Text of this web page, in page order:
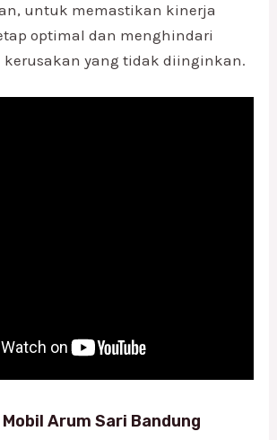
untuk memastikan kinerja
optimal dan menghindari
yang tidak diinginkan.
Arum Sari Bandung